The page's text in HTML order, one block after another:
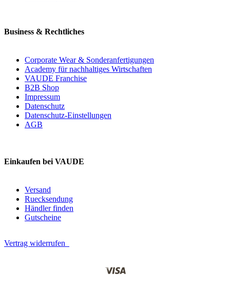
Business & Rechtliches
Corporate Wear & Sonderanfertigungen
Academy für nachhaltiges Wirtschaften
VAUDE Franchise
B2B Shop
Impressum
Datenschutz
Datenschutz-Einstellungen
AGB
Einkaufen bei VAUDE
Versand
Ruecksendung
Händler finden
Gutscheine
Vertrag widerrufen